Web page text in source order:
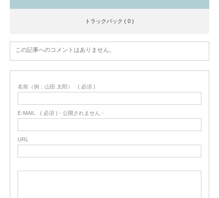
トラックバック ( 0 )
この記事へのコメントはありません。
名前（例：山田 太郎） ( 必須 )
E-MAIL ( 必須 ) - 公開されません -
URL